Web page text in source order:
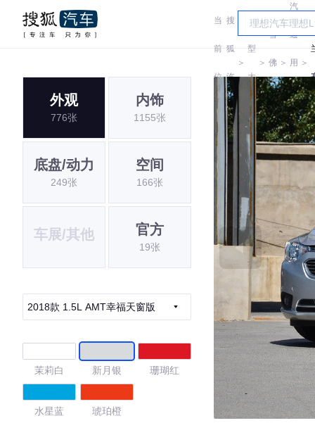
当
前
位
置:
搜
狐
汽
车
＞
车
型
大
全
＞
雪
佛
兰
＞
汽
通
用
雪
佛
兰
＞
3
外观
776张
内饰
1155张
底盘/动力
249张
空间
166张
车展/其他 官方
19张
2018款 1.5L AMT幸福天窗版
茉莉白 新月银 珊瑚红
水星蓝 琥珀橙